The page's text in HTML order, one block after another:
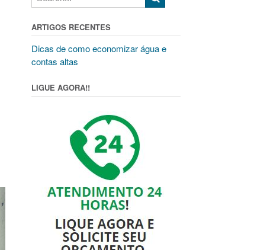
ARTIGOS RECENTES
Dicas de como economizar água e
contas altas
LIGUE AGORA!!